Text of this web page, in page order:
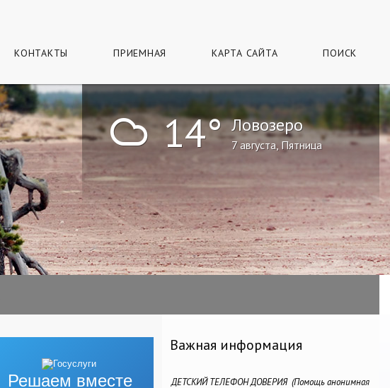
КОНТАКТЫ ПРИЕМНАЯ КАРТА САЙТА ПОИСК
! 14° Ловозеро
7 августа, Пятница
Решаем вместе
Важная информация
ДЕТСКИЙ ТЕЛЕФОН ДОВЕРИЯ (Помощь анонимная